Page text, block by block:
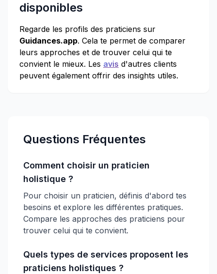
disponibles
Regarde les profils des praticiens sur
Guidances.app. Cela te permet de comparer
leurs approches et de trouver celui qui te
convient le mieux. Les avis d'autres clients
peuvent également offrir des insights utiles.
Questions Fréquentes
Comment choisir un praticien
holistique ?
Pour choisir un praticien, définis d'abord tes
besoins et explore les différentes pratiques.
Compare les approches des praticiens pour
trouver celui qui te convient.
Quels types de services proposent les
praticiens holistiques ?